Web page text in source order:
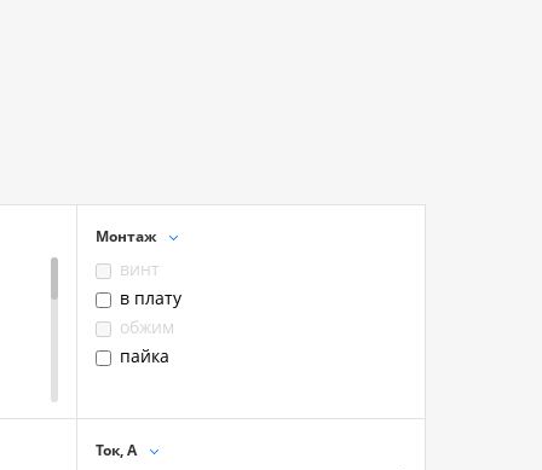
Монтаж
винт
в плату
обжим
пайка
Ток, А